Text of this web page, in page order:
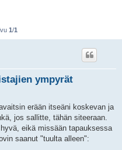
1/1
ympyrät
erään itseäni koskevan ja
jos sallitte, tähän siteeraan.
eikä missään tapauksessa
saanut "tuulta alleen":